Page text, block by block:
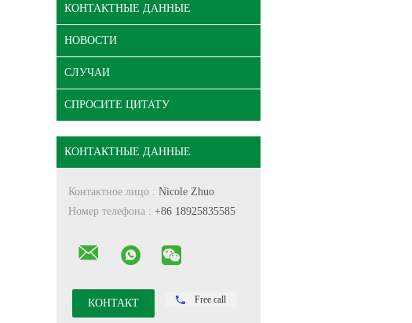
КОНТАКТНЫЕ ДАННЫЕ
НОВОСТИ
СЛУЧАИ
СПРОСИТЕ ЦИТАТУ
КОНТАКТНЫЕ ДАННЫЕ
Контактное лицо : Nicole Zhuo
Номер телефона : +86 18925835585
Free call